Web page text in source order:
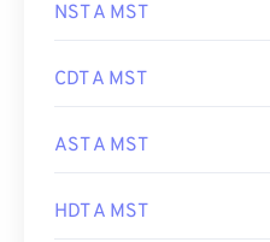
NST A MST
CDT A MST
AST A MST
HDT A MST